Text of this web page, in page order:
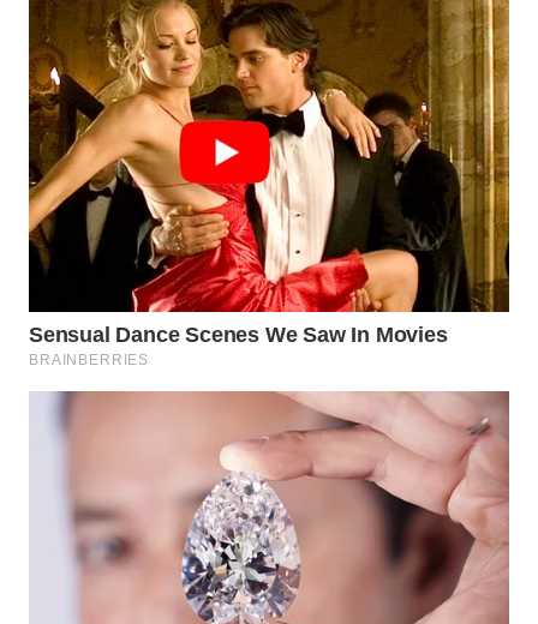
WN
PRIANGAN
TIMUR
WN
SEMARANG
SOLO
WN
BOROBUDUR
WN
SURABAYA